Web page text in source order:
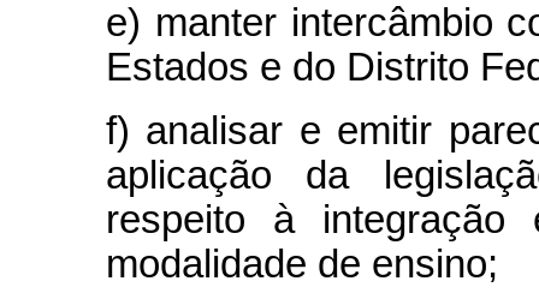
e) manter intercâmbio
Estados e do Distrito
f) analisar e emitir
aplicação da
respeito à
modalidade de ensino;